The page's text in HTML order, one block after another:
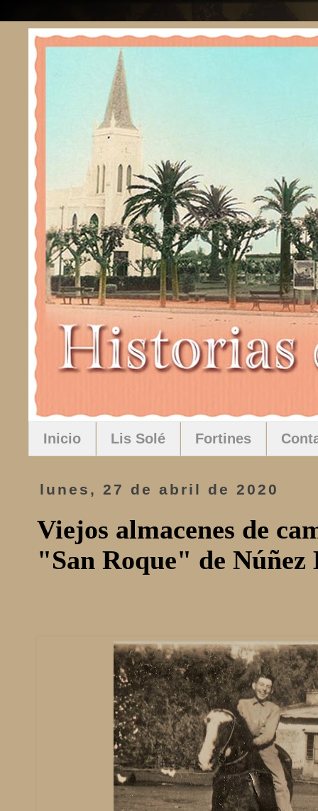
Inicio Lis Solé Fortines
lunes, 27 de abril de 2020
Viejos almacenes de
"San Roque" de Núñez